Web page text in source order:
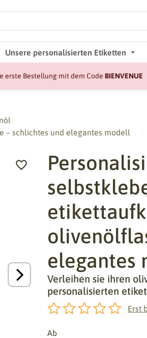
Unsere personalisierten Etiketten
erste Bestellung mit dem Code BIENVENUE
– schlichtes und elegantes modell
elegantes
Verleihen sie ihren
personalisierten
Erst
Ab